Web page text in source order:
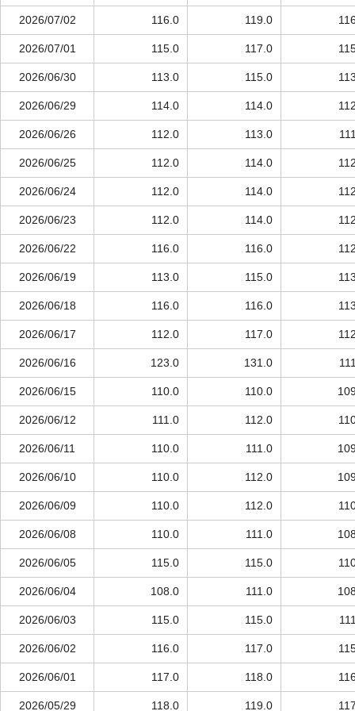
2026/07/02 116.0 119.0
2026/07/01 115.0 117.0
2026/06/30 113.0 115.0
2026/06/29 114.0 114.0
2026/06/26 112.0 113.0
2026/06/25 112.0 114.0
2026/06/24 112.0 114.0
2026/06/23 112.0 114.0
2026/06/22 116.0 116.0
2026/06/19 113.0 115.0
2026/06/18 116.0 116.0
2026/06/17 112.0 117.0
2026/06/16 123.0 131.0
2026/06/15 110.0 110.0
2026/06/12 111.0 112.0
2026/06/11 110.0 111.0
2026/06/10 110.0 112.0
2026/06/09 110.0 112.0
2026/06/08 110.0 111.0
2026/06/05 115.0 115.0
2026/06/04 108.0 111.0
2026/06/03 115.0 115.0
2026/06/02 116.0 117.0
2026/06/01 117.0 118.0
2026/05/29 118.0 119.0